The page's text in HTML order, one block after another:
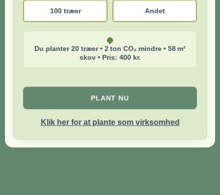
100 træer Andet
Du planter 20 træer • 2 ton CO₂ mindre • 58 m²
skov • Pris: 400 kr.
PLANT NU
Klik her for at plante som virksomhed